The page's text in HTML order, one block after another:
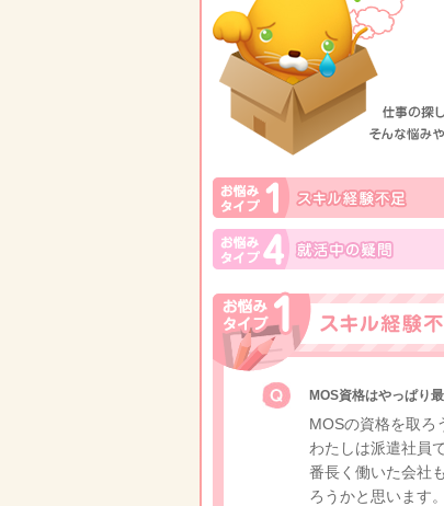
MOS資格はやっぱり
MOSの資格を取ろ
わたしは派遣社員
番長く働いた会社
ろうかと思います